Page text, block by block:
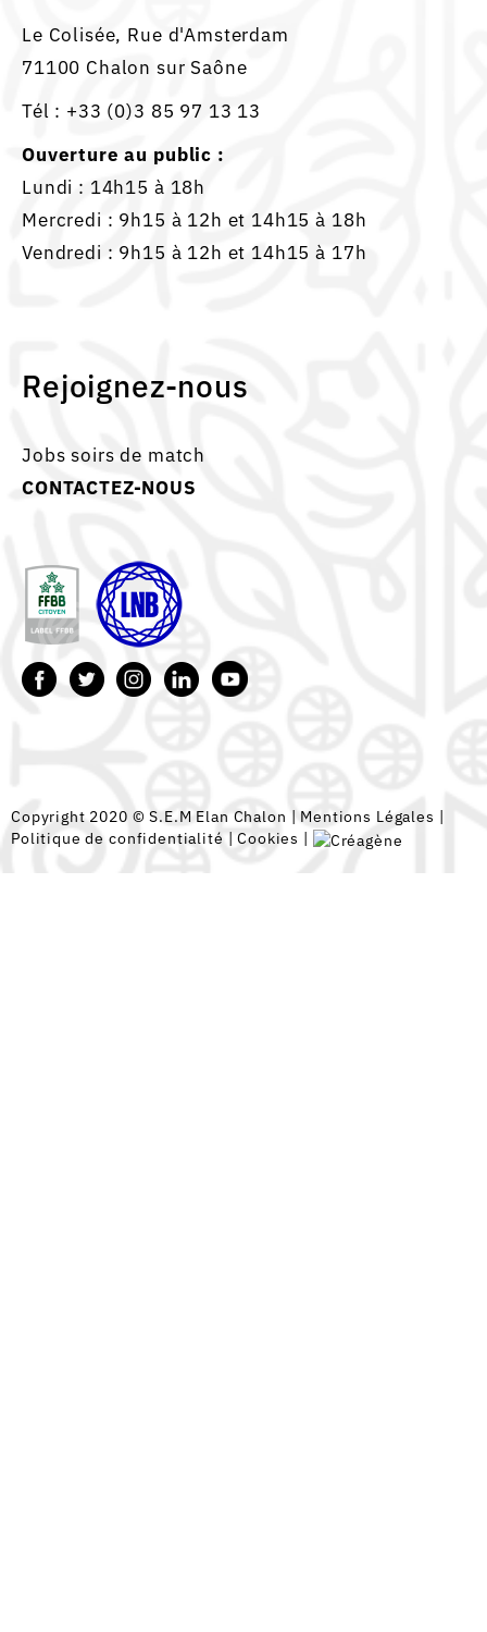
Le Colisée, Rue d'Amsterdam
71100 Chalon sur Saône
Tél : +33 (0)3 85 97 13 13
Ouverture au public :
Lundi : 14h15 à 18h
Mercredi : 9h15 à 12h et 14h15 à 18h
Vendredi : 9h15 à 12h et 14h15 à 17h
Rejoignez-nous
Jobs soirs de match
CONTACTEZ-NOUS
Copyright 2020 © S.E.M Elan Chalon | Mentions Légales |
Politique de confidentialité |Cookies |